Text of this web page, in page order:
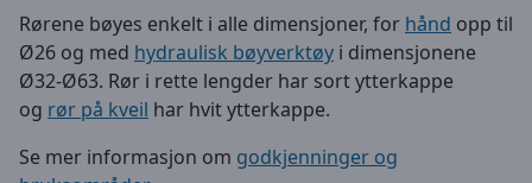
Rørene bøyes enkelt i alle dimensjoner, for hånd opp til
Ø26 og med hydraulisk bøyverktøy i dimensjonene
Ø32-Ø63. Rør i rette lengder har sort ytterkappe
og rør på kveil har hvit ytterkappe.
Se mer informasjon om godkjenninger og